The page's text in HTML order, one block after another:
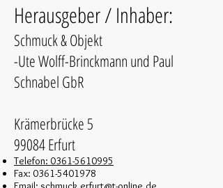
Herausgeber / Inhaber:
Schmuck & Objekt
-Ute Wolff-Brinckmann und Paul
Schnabel GbR
Krämerbrücke 5
99084 Erfurt
Telefon: 0361-5610995
Fax: 0361-5401978